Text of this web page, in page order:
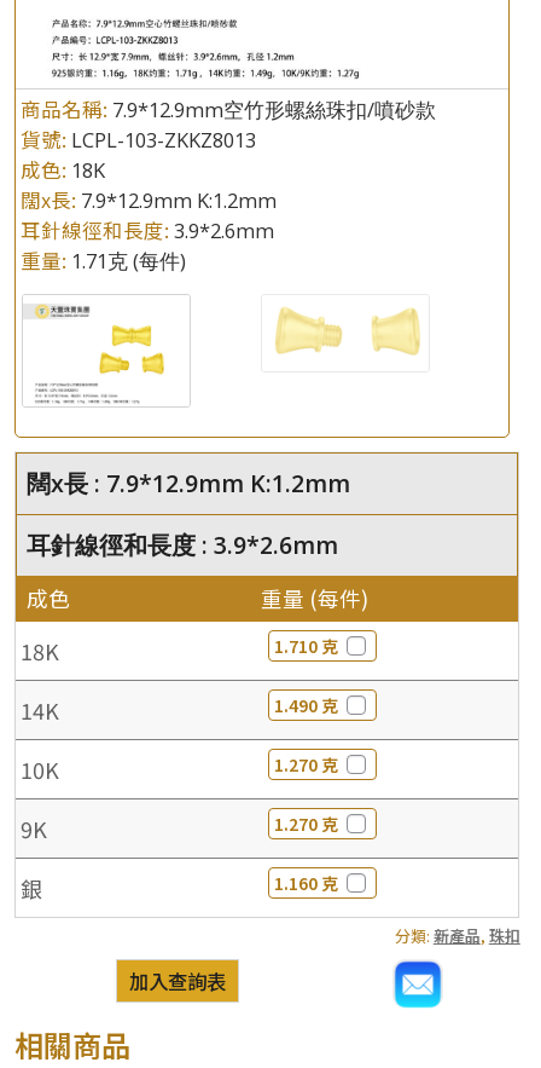
商品名稱: 7.9*12.9mm空竹形螺絲珠扣/噴砂款
貨號: LCPL-103-ZKKZ8013
成色: 18K
闊x長: 7.9*12.9mm K:1.2mm
耳針線徑和長度: 3.9*2.6mm
重量: 1.71克(每件)
闊x長 : 7.9*12.9mm K:1.2mm
耳針線徑和長度 : 3.9*2.6mm
成色 重量 (每件)
18K 1.710 克
14K 1.490 克
10K 1.270 克
9K 1.270 克
銀 1.160 克
分類: 新產品, 珠扣
加入查詢表
相關商品